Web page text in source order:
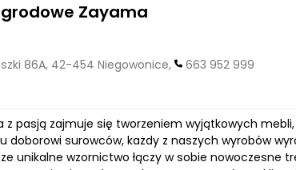
Zayama
86A, 42-454 Niegowonice, 663 952 999
z pasją zajmuje się tworzeniem wyjątkowych
doborowi surowców, każdy z naszych wyrobów
unikalne wzornictwo łączy w sobie